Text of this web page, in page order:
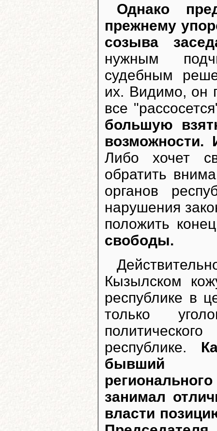
Однако
прежнему
созыва
нужным
судебным
их. Видимо, он
все
большую
возможности.
Либо хочет
обратить
органов
нарушения
положить
свободы.
Кызылском
республике в
только
республике.
бывший
занимал
власти